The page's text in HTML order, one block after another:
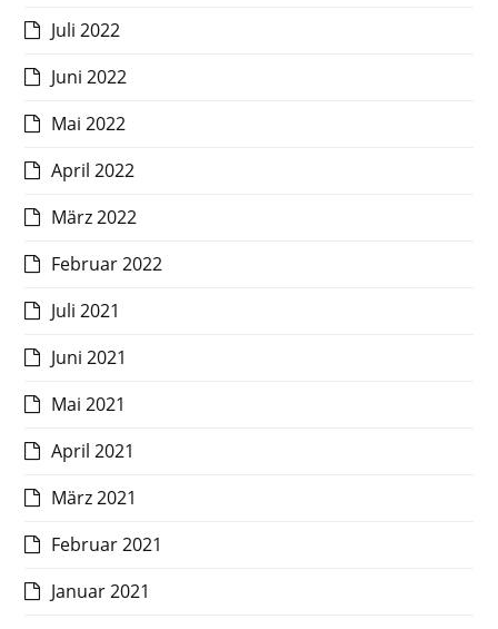
Juli 2022
Juni 2022
Mai 2022
April 2022
März 2022
Februar 2022
Juli 2021
Juni 2021
Mai 2021
April 2021
März 2021
Februar 2021
Januar 2021